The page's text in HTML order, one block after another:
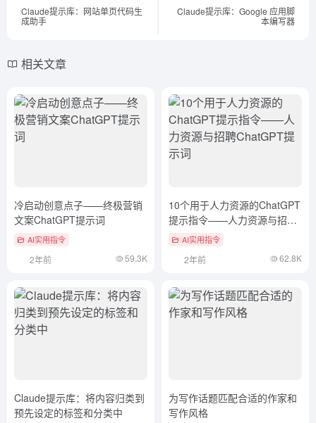
Claude提示库：网站单页代码生
成助手
Claude提示库：Google 应用脚
本编写器
相关文章
冷启动创意点子——终极营销
文案ChatGPT提示词
AI实用指令
2年前 59.3K
10个用于人力资源的ChatGPT
提示指令——人力资源与招聘
ChatGPT提示词
AI实用指令
2年前 62.8K
Claude提示库：将内容归类到
预先设定的标签和分类中
为写作话题匹配合适的作家和
写作风格